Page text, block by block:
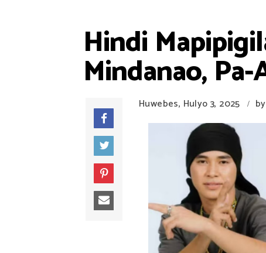
Hindi
Mindanao,
Huwebes, Hulyo 3, 2025 / by